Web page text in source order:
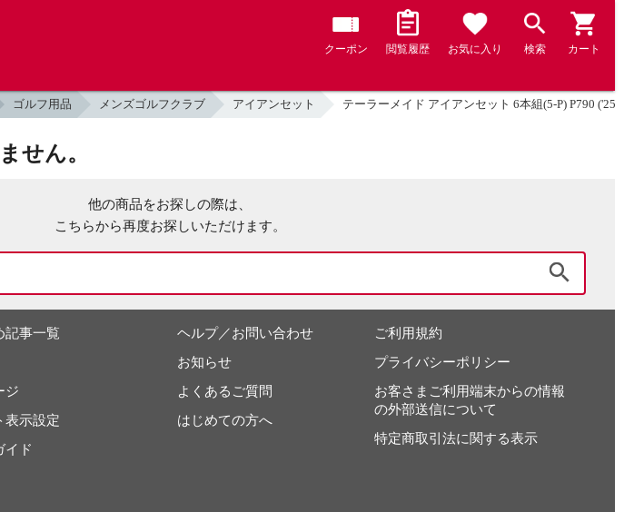
クーポン 閲覧履歴 お気に入り 検索 カート
ゴルフ用品 メンズゴルフクラブ アイアンセット テーラーメイド アイアンセット 6本組(5-P) P790 ('25)
せん。
他の商品をお探しの際は、
こちらから再度お探しいただけます。
記事一覧
ジ
表示設定
イド
ヘルプ／お問い合わせ
お知らせ
よくあるご質問
はじめての方へ
ご利用規約
プライバシーポリシー
お客さまご利用端末からの情報
の外部送信について
特定商取引法に関する表示